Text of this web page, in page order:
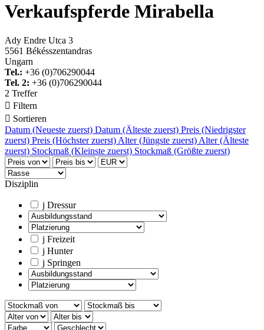
Verkaufspferde Mirabella
Ady Endre Utca 3
5561 Békésszentandras
Ungarn
Tel.: +36 (0)706290044
Tel. 2: +36 (0)706290044
2 Treffer
 Filtern
 Sortieren
Datum (Neueste zuerst) Datum (Älteste zuerst) Preis (Niedrigster
zuerst) Preis (Höchster zuerst) Alter (Jüngste zuerst) Alter (Älteste
zuerst) Stockmaß (Kleinste zuerst) Stockmaß (Größte zuerst)
Disziplin
j Dressur
j Freizeit
j Hunter
j Springen